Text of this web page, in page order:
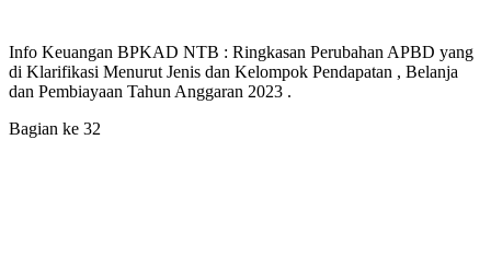
Info Keuangan BPKAD NTB : Ringkasan Perubahan APBD yang
di Klarifikasi Menurut Jenis dan Kelompok Pendapatan , Belanja
dan Pembiayaan Tahun Anggaran 2023 .
Bagian ke 32